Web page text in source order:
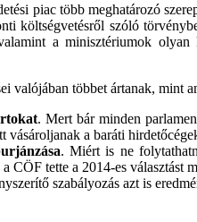
piac több meghatározó
költségvetésről szóló
a minisztériumok olyan
valójában többet ártanak, mint
. Mert bár minden
vásároljanak a baráti
. Miért is ne
CÖF tette a 2014-es választást
szabályozás azt is